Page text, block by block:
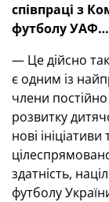
співпраці з
футболу УАФ…
— Це дійсно
є одним із
члени
розвитку
нові
здатність,
футболу